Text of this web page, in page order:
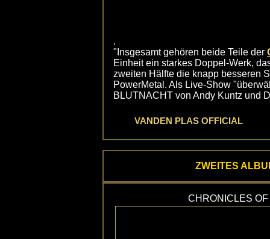
.
"Insgesamt gehören beide Teile der
Einheit ein starkes Doppel-Werk,
zweiten Hälfte die knapp besseren
PowerMetal. Als Live-Show
BLUTNACHT von Andy Kuntz und
VANDEN PLAS OFFICIAL
ZWEITES
CHRONICLES